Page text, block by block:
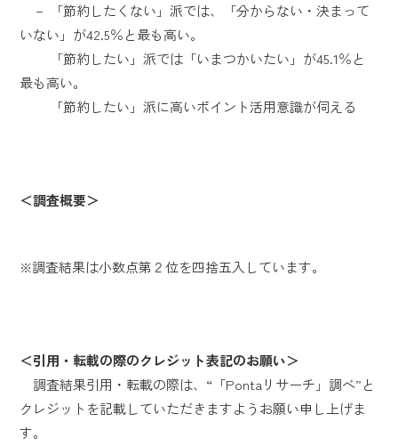
－ 「節約したくない」派では、「分からない・決まって
いない」が42.5％と最も高い。
「節約したい」派では「いまつかいたい」が45.1％と
最も高い。
「節約したい」派に高いポイント活用意識が伺える
＜調査概要＞
※調査結果は小数点第２位を四捨五入しています。
＜引用・転載の際のクレジット表記のお願い＞
調査結果引用・転載の際は、“「Pontaリサーチ」調べ”と
クレジットを記載していただきますようお願い申し上げま
す。